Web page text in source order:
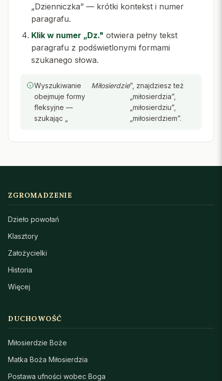
„Dzienniczka” — krótki kontekst i numer
paragrafu.
Klik w numer „Dz." otwiera pełny tekst
paragrafu z podświetlonymi formami
szukanego słowa.
Wyszukiwanie
obejmuje formy
fleksyjne —
szukając „
Miłosierdzie”, znajdziesz też
„miłosierdzia”,
„miłosierdziu”,
„miłosierdziem”.
ZGROMADZENIE
Dzieło powołań
Klasztory
Założycielki
Historia
Więcej
DUCHOWOŚĆ
Miłosierdzie Boże
Matka Boża Miłosierdzia
Postawa ufności wobec Boga